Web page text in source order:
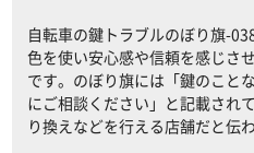
自転車の鍵トラブルのぼり旗-
色を使い安心感や信頼を感じさ
です。のぼり旗には「鍵のこと
にご相談ください」と記載され
り換えなどを行える店舗だと伝